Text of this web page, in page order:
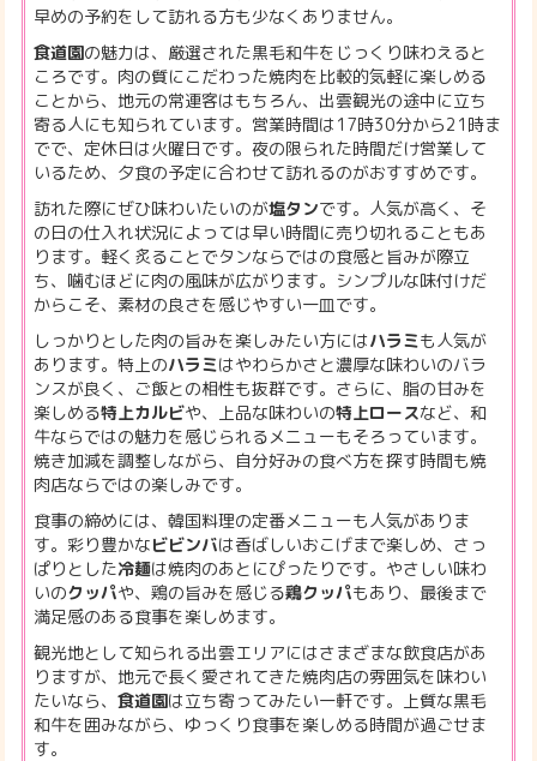
早めの予約をして訪れる方も少なくありません。
食道園の魅力は、厳選された黒毛和牛をじっくり味わえると
ころです。肉の質にこだわった焼肉を比較的気軽に楽しめる
ことから、地元の常連客はもちろん、出雲観光の途中に立ち
寄る人にも知られています。営業時間は17時30分から21時ま
でで、定休日は火曜日です。夜の限られた時間だけ営業して
いるため、夕食の予定に合わせて訪れるのがおすすめです。
訪れた際にぜひ味わいたいのが塩タンです。人気が高く、そ
の日の仕入れ状況によっては早い時間に売り切れることもあ
ります。軽く炙ることでタンならではの食感と旨みが際立
ち、噛むほどに肉の風味が広がります。シンプルな味付けだ
からこそ、素材の良さを感じやすい一皿です。
しっかりとした肉の旨みを楽しみたい方にはハラミも人気が
あります。特上のハラミはやわらかさと濃厚な味わいのバラ
ンスが良く、ご飯との相性も抜群です。さらに、脂の甘みを
楽しめる特上カルビや、上品な味わいの特上ロースなど、和
牛ならではの魅力を感じられるメニューもそろっています。
焼き加減を調整しながら、自分好みの食べ方を探す時間も焼
肉店ならではの楽しみです。
食事の締めには、韓国料理の定番メニューも人気がありま
す。彩り豊かなビビンバは香ばしいおこげまで楽しめ、さっ
ぱりとした冷麺は焼肉のあとにぴったりです。やさしい味わ
いのクッパや、鶏の旨みを感じる鶏クッパもあり、最後まで
満足感のある食事を楽しめます。
観光地として知られる出雲エリアにはさまざまな飲食店があ
りますが、地元で長く愛されてきた焼肉店の雰囲気を味わい
たいなら、食道園は立ち寄ってみたい一軒です。上質な黒毛
和牛を囲みながら、ゆっくり食事を楽しめる時間が過ごせま
す。